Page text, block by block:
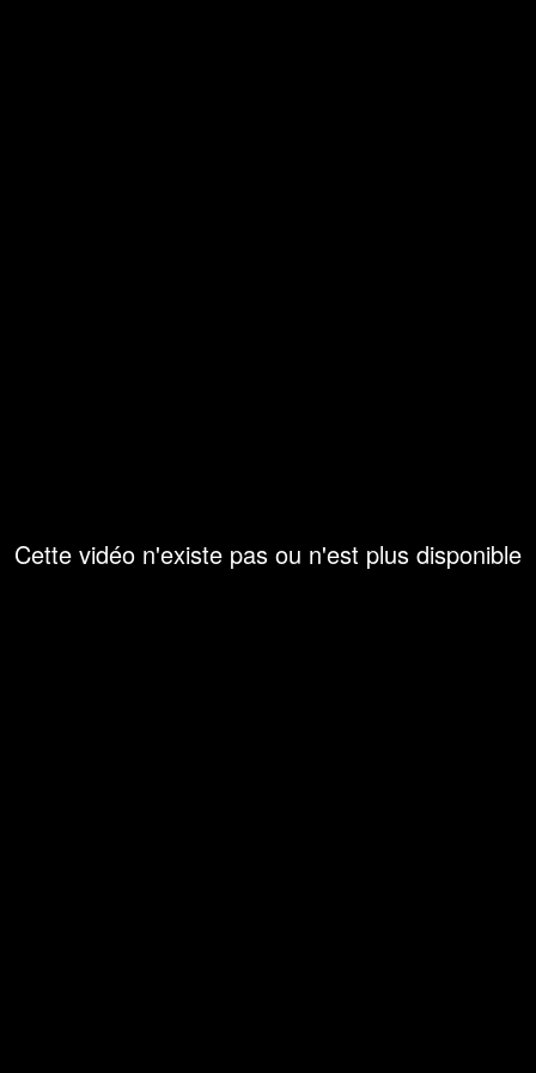
Cette vidéo n'existe pas ou n'est plus disponible